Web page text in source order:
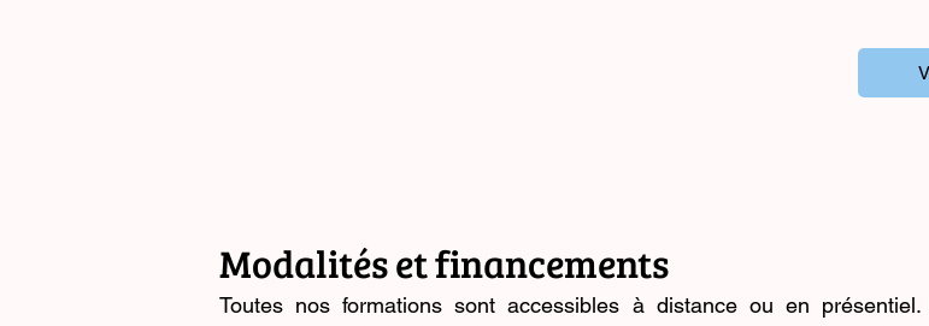
Modalités et financements
Toutes nos formations sont accessibles à distance ou en